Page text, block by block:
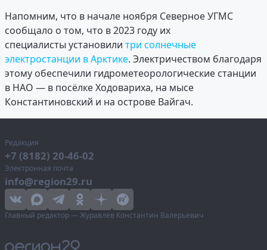
Напомним, что в начале ноября Северное УГМС
сообщало о том, что в 2023 году их
специалисты установили три солнечные
электростанции в Арктике. Электричеством благодаря
этому обеспечили гидрометеорологические станции
в НАО — в посёлке Ходовариха, на мысе
Константиновский и на острове Вайгач.
Редакция
+7 (8182) 20-46-02
Электронная почта
info@region29.ru
Главный редактор — Журавлёв Константин Валерьевич